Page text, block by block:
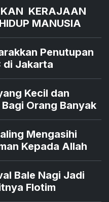
KERAJAAN
MANUSIA
Penutupan
di Jakarta
Kecil dan
Berarti Bagi Orang Banyak
Mengasihi
Kepada Allah
Bale Nagi Jadi
Flotim